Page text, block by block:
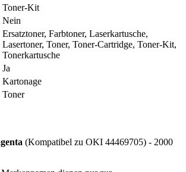
Toner-Kit
Nein
Ersatztoner, Farbtoner, Laserkartusche,
Lasertoner, Toner, Toner-Cartridge, Toner-Kit,
Tonerkartusche
Ja
Kartonage
Toner
(Kompatibel zu OKI 44469705) - 2000